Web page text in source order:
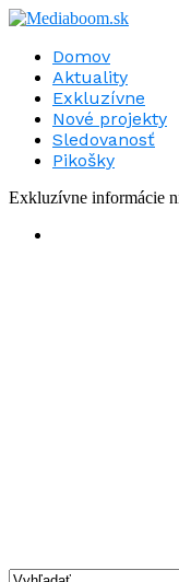
Domov
Aktuality
Exkluzívne
Nové projekty
Sledovanosť
Pikošky
Exkluzívne informácie